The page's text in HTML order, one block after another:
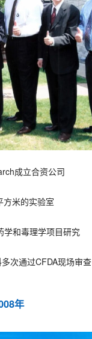
成立合资公司
方米的实验室
学和毒理学项目研究
次通过CFDA现场审查
年